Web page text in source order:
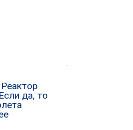
да, то